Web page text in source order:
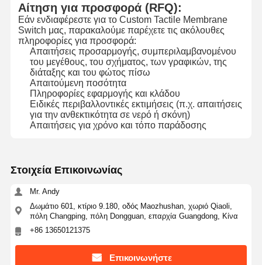
Αίτηση για προσφορά (RFQ):
Εάν ενδιαφέρεστε για το Custom Tactile Membrane
Switch μας, παρακαλούμε παρέχετε τις ακόλουθες
πληροφορίες για προσφορά:
Απαιτήσεις προσαρμογής, συμπεριλαμβανομένου
του μεγέθους, του σχήματος, των γραφικών, της
διάταξης και του φώτος πίσω
Απαιτούμενη ποσότητα
Πληροφορίες εφαρμογής και κλάδου
Ειδικές περιβαλλοντικές εκτιμήσεις (π.χ. απαιτήσεις
για την ανθεκτικότητα σε νερό ή σκόνη)
Απαιτήσεις για χρόνο και τόπο παράδοσης
Στοιχεία Επικοινωνίας
Mr. Andy
Δωμάτιο 601, κτίριο 9.180, οδός Maozhushan, χωριό Qiaoli,
πόλη Changping, πόλη Dongguan, επαρχία Guangdong, Κίνα
+86 13650121375
Επικοινωνήστε